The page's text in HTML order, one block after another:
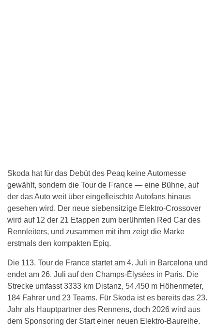
Skoda hat für das Debüt des Peaq keine Automesse
gewählt, sondern die Tour de France — eine Bühne, auf
der das Auto weit über eingefleischte Autofans hinaus
gesehen wird. Der neue siebensitzige Elektro-Crossover
wird auf 12 der 21 Etappen zum berühmten Red Car des
Rennleiters, und zusammen mit ihm zeigt die Marke
erstmals den kompakten Epiq.
Die 113. Tour de France startet am 4. Juli in Barcelona und
endet am 26. Juli auf den Champs-Élysées in Paris. Die
Strecke umfasst 3333 km Distanz, 54.450 m Höhenmeter,
184 Fahrer und 23 Teams. Für Skoda ist es bereits das 23.
Jahr als Hauptpartner des Rennens, doch 2026 wird aus
dem Sponsoring der Start einer neuen Elektro-Baureihe.